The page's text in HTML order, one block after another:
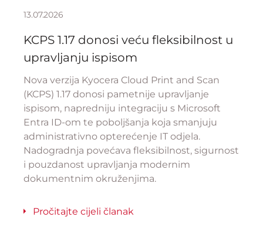
13.07.2026
KCPS 1.17 donosi veću fleksibilnost u
upravljanju ispisom
Nova verzija Kyocera Cloud Print and Scan
(KCPS) 1.17 donosi pametnije upravljanje
ispisom, napredniju integraciju s Microsoft
Entra ID-om te poboljšanja koja smanjuju
administrativno opterećenje IT odjela.
Nadogradnja povećava fleksibilnost, sigurnost
i pouzdanost upravljanja modernim
dokumentnim okruženjima.
Pročitajte cijeli članak